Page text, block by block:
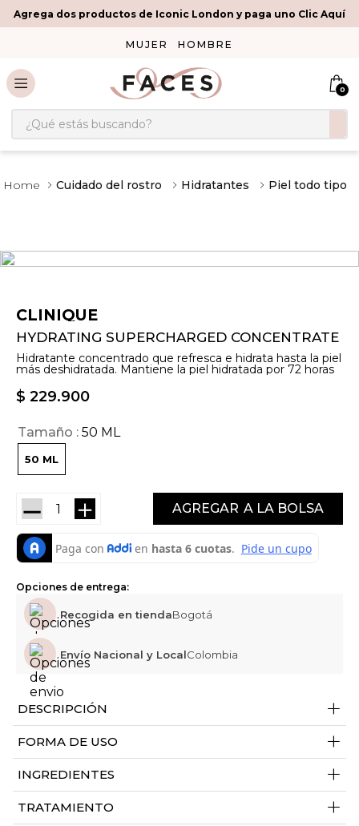
Agrega dos productos de Iconic London y paga uno Clic Aquí
MUJER HOMBRE
0
¿Qué estás buscando?
Cuidado del rostro Hidratantes Piel todo tipo
CLINIQUE
HYDRATING SUPERCHARGED CONCENTRATE
Hidratante concentrado que refresca e hidrata hasta la piel
más deshidratada. Mantiene la piel hidratada por 72 horas
$ 229.900
Tamaño 50 ML
50 ML
＋
－ AGREGAR
Opciones de entrega:
Recogida en tiendaBogotá
Envío Nacional y LocalColombia
DESCRIPCIÓN +
FORMA DE USO +
INGREDIENTES +
TRATAMIENTO +